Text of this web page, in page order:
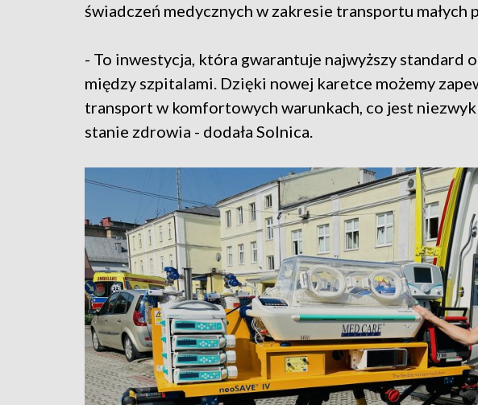
świadczeń medycznych w zakresie transportu małych
- To inwestycja, która gwarantuje najwyższy standard
między szpitalami. Dzięki nowej karetce możemy
transport w komfortowych warunkach, co jest
stanie zdrowia - dodała Solnica.